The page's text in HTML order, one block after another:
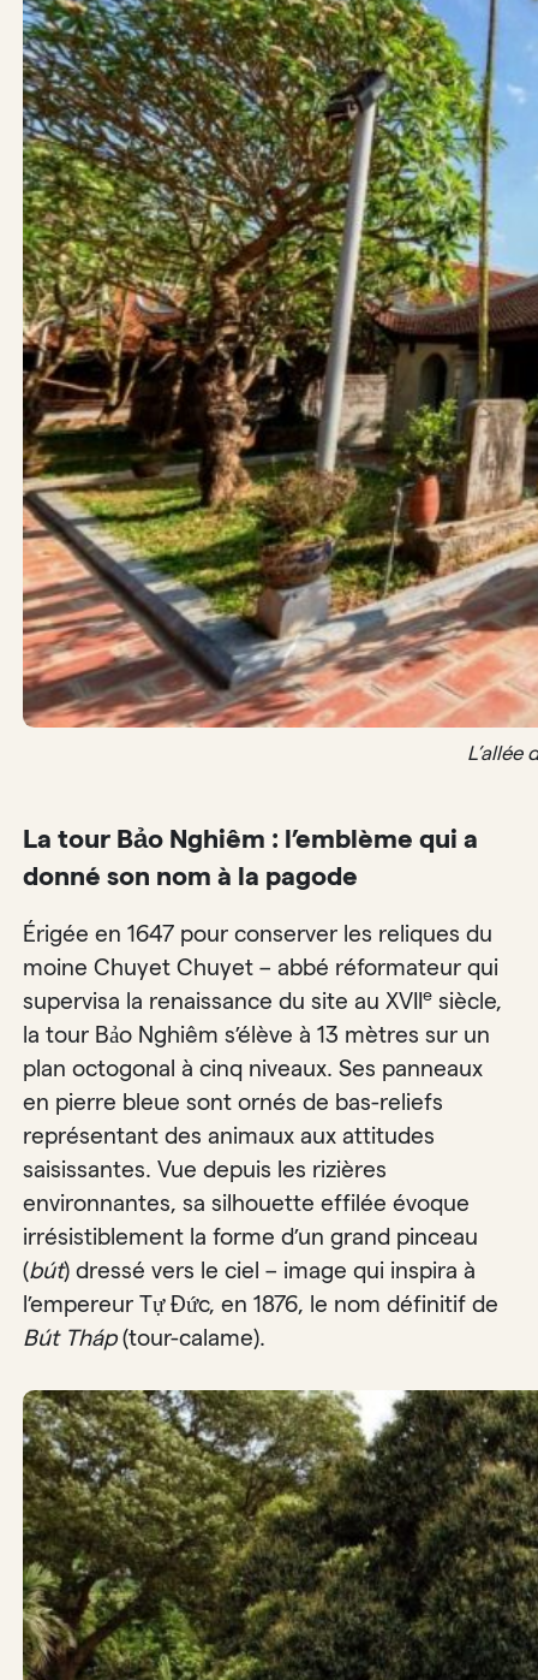
L’allée
La tour Bảo Nghiêm : l’emblème qui a
donné son nom à la pagode
Érigée en 1647 pour conserver les reliques du
moine Chuyet Chuyet – abbé réformateur qui
supervisa la renaissance du site au XVIIe siècle,
la tour Bảo Nghiêm s’élève à 13 mètres sur un
plan octogonal à cinq niveaux. Ses panneaux
en pierre bleue sont ornés de bas-reliefs
représentant des animaux aux attitudes
saisissantes. Vue depuis les rizières
environnantes, sa silhouette effilée évoque
irrésistiblement la forme d’un grand pinceau
(bút) dressé vers le ciel – image qui inspira à
l’empereur Tự Đức, en 1876, le nom définitif de
Bút Tháp(tour-calame).